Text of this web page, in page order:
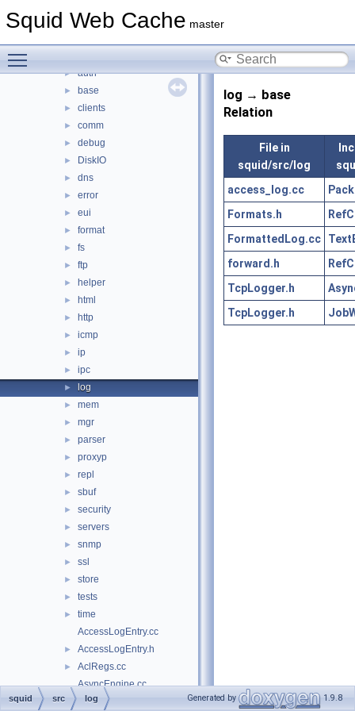
Squid Web Cache master
► acl
► auth
► base
► clients
► comm
► debug
► DiskIO
► dns
► error
► eui
► format
► fs
► ftp
► helper
► html
► http
► icmp
► ip
► ipc
► log
► mem
► mgr
► parser
► proxyp
► repl
► sbuf
► security
► servers
► snmp
► ssl
► store
► tests
►
time
AccessLogEntry.cc
► AccessLogEntry.h
►
AclRegs.cc
AsyncEngine.cc
► AsyncEngine.h
log → base
Relation
File in
squid/src/log
access_log.cc
Formats.h
FormattedLog.cc
forward.h
TcpLogger.h
TcpLogger.h
squid src log Generated by 1.9.8